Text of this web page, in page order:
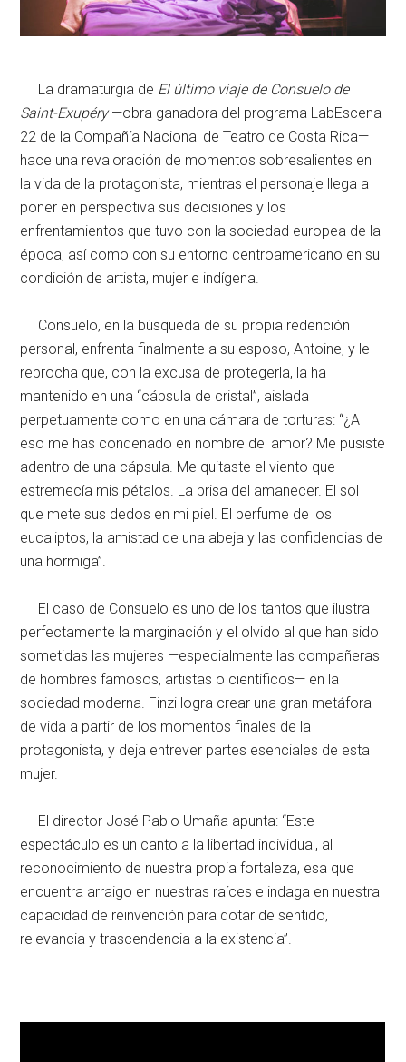
La dramaturgia de El último viaje de Consuelo de
Saint-Exupéry—obra ganadora del programa LabEscena
22 de la Compañía Nacional de Teatro de Costa Rica—
hace una revaloración de momentos sobresalientes en
la vida de la protagonista, mientras el personaje llega a
poner en perspectiva sus decisiones y los
enfrentamientos que tuvo con la sociedad europea de la
época, así como con su entorno centroamericano en su
condición de artista, mujer e indígena.
Consuelo, en la búsqueda de su propia redención
personal, enfrenta finalmente a su esposo, Antoine, y le
reprocha que, con la excusa de protegerla, la ha
mantenido en una “cápsula de cristal”, aislada
perpetuamente como en una cámara de torturas: “¿A
eso me has condenado en nombre del amor? Me pusiste
adentro de una cápsula. Me quitaste el viento que
estremecía mis pétalos. La brisa del amanecer. El sol
que mete sus dedos en mi piel. El perfume de los
eucaliptos, la amistad de una abeja y las confidencias de
una hormiga”.
El caso de Consuelo es uno de los tantos que ilustra
perfectamente la marginación y el olvido al que han sido
sometidas las mujeres —especialmente las compañeras
de hombres famosos, artistas o científicos— en la
sociedad moderna. Finzi logra crear una gran metáfora
de vida a partir de los momentos finales de la
protagonista, y deja entrever partes esenciales de esta
mujer.
El director José Pablo Umaña apunta: “Este
espectáculo es un canto a la libertad individual, al
reconocimiento de nuestra propia fortaleza, esa que
encuentra arraigo en nuestras raíces e indaga en nuestra
capacidad de reinvención para dotar de sentido,
relevancia y trascendencia a la existencia”.